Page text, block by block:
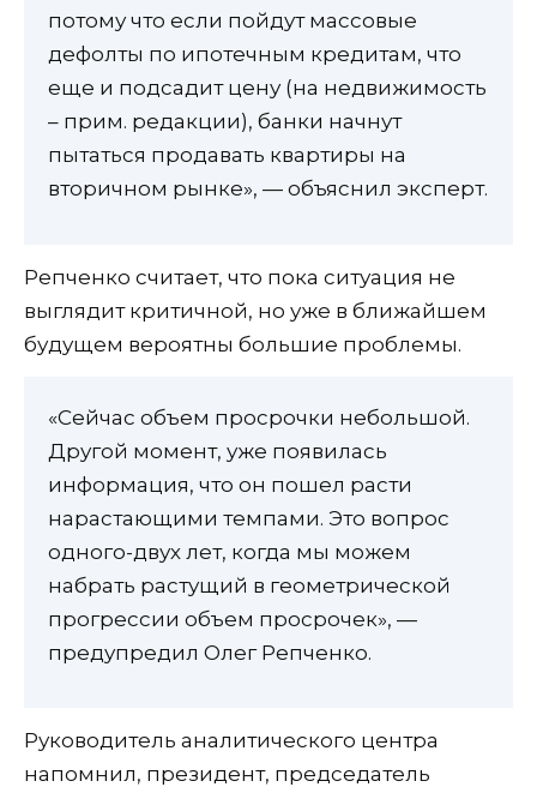
потому что если пойдут массовые
дефолты по ипотечным кредитам, что
еще и подсадит цену (на недвижимость
– прим. редакции), банки начнут
пытаться продавать квартиры на
вторичном рынке», — объяснил эксперт.
Репченко считает, что пока ситуация не
выглядит критичной, но уже в ближайшем
будущем вероятны большие проблемы.
«Сейчас объем просрочки небольшой.
Другой момент, уже появилась
информация, что он пошел расти
нарастающими темпами. Это вопрос
одного-двух лет, когда мы можем
набрать растущий в геометрической
прогрессии объем просрочек», —
предупредил Олег Репченко.
Руководитель аналитического центра
напомнил, президент, председатель